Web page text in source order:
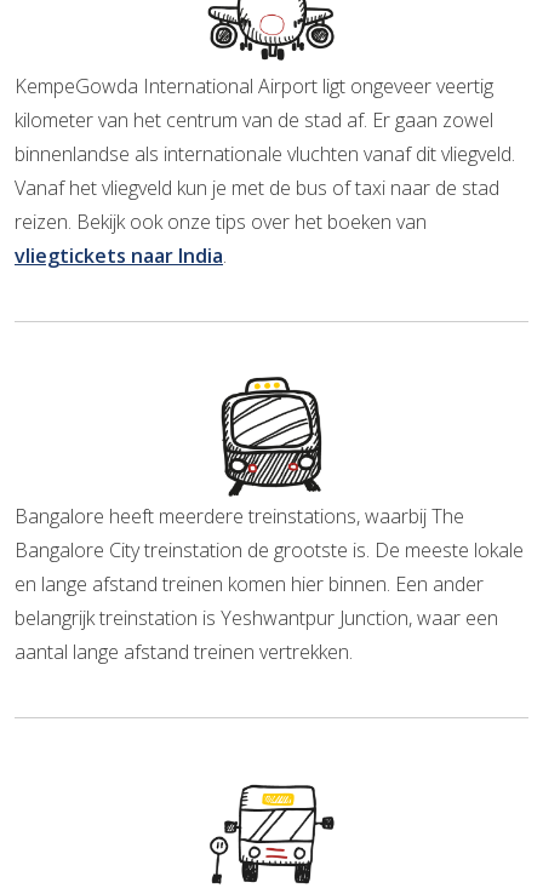
KempeGowda International Airport ligt ongeveer veertig
kilometer van het centrum van de stad af. Er gaan zowel
binnenlandse als internationale vluchten vanaf dit vliegveld.
Vanaf het vliegveld kun je met de bus of taxi naar de stad
reizen. Bekijk ook onze tips over het boeken van
vliegtickets naar India.
Bangalore heeft meerdere treinstations, waarbij The
Bangalore City treinstation de grootste is. De meeste lokale
en lange afstand treinen komen hier binnen. Een ander
belangrijk treinstation is Yeshwantpur Junction, waar een
aantal lange afstand treinen vertrekken.